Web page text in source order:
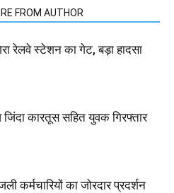
FROM AUTHOR
रेलवे स्टेशन का गेट, बड़ा हादसा
जिंदा कारतूस सहित युवक गिरफ्तार
कर्मचारियों का जोरदार प्रदर्शन